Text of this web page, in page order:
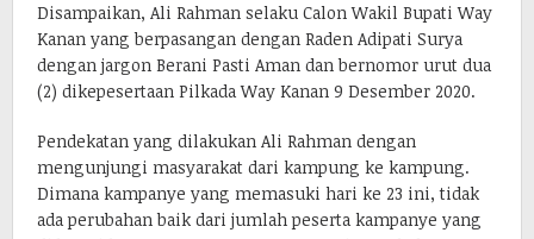
Disampaikan, Ali Rahman selaku Calon Wakil Bupati Way
Kanan yang berpasangan dengan Raden Adipati Surya
dengan jargon Berani Pasti Aman dan bernomor urut dua
(2) dikepesertaan Pilkada Way Kanan 9 Desember 2020.
Pendekatan yang dilakukan Ali Rahman dengan
mengunjungi masyarakat dari kampung ke kampung.
Dimana kampanye yang memasuki hari ke 23 ini, tidak
ada perubahan baik dari jumlah peserta kampanye yang